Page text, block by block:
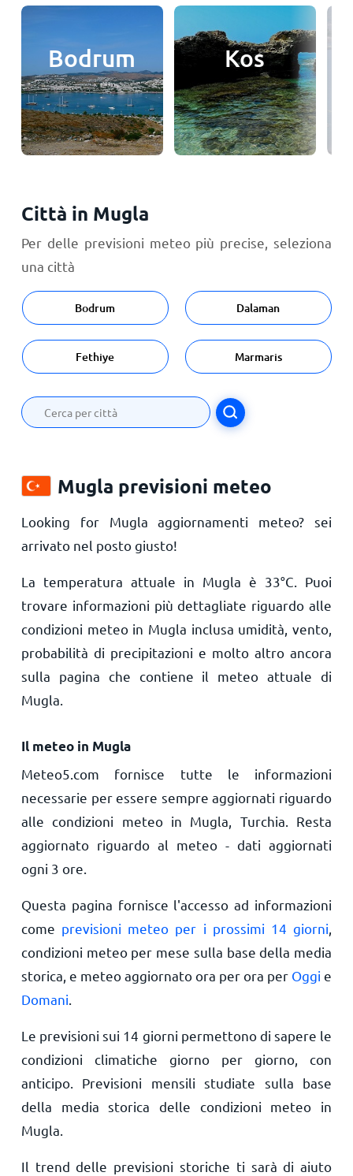
Bodrum Kos
Città in Mugla
Per delle previsioni meteo più precise, seleziona
una città
Bodrum Dalaman
Fethiye Marmaris
Mugla previsioni meteo
Looking for Mugla aggiornamenti meteo? sei
arrivato nel posto giusto!
La temperatura attuale in Mugla è 33°C . Puoi
trovare informazioni più dettagliate riguardo alle
condizioni meteo in Mugla inclusa umidità, vento,
probabilità di precipitazioni e molto altro ancora
sulla pagina che contiene il meteo attuale di
Mugla.
Il meteo in Mugla
Meteo5.com fornisce tutte le informazioni
necessarie per essere sempre aggiornati riguardo
alle condizioni meteo in Mugla, Turchia. Resta
aggiornato riguardo al meteo - dati aggiornati
ogni 3 ore.
Questa pagina fornisce l'accesso ad informazioni
come previsioni meteo per i prossimi 14 giorni
condizioni meteo per mese sulla base della media
storica, e meteo aggiornato ora per ora per Oggi e
Domani
Le previsioni sui 14 giorni permettono di sapere le
condizioni climatiche giorno per giorno, con
anticipo. Previsioni mensili studiate sulla base
della media storica delle condizioni meteo in
Mugla.
Il trend delle previsioni storiche ti sarà di aiuto